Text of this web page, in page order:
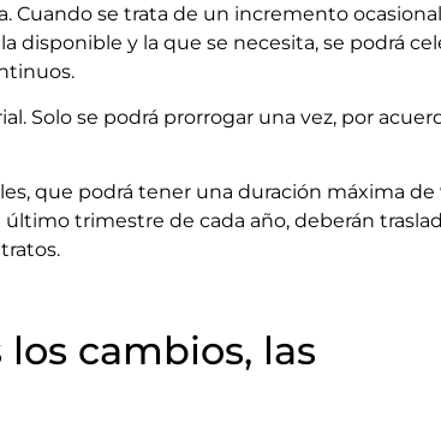
Cuando se trata de un incremento
disponible y la que se necesita, se podrá
Solo se podrá prorrogar una vez, por
que podrá tener una duración máxima de
trimestre de cada año, deberán
cambios, las